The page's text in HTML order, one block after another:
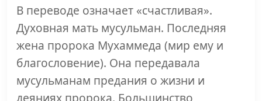
В переводе означает «счастливая».
Духовная мать мусульман. Последняя
жена пророка Мухаммеда (мир ему и
благословение). Она передавала
мусульманам предания о жизни и
деяниях пророка. Большинство